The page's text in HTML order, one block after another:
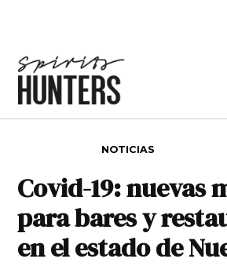
NOTICIAS
Covid-19: nuevas
para bares y
en el estado de